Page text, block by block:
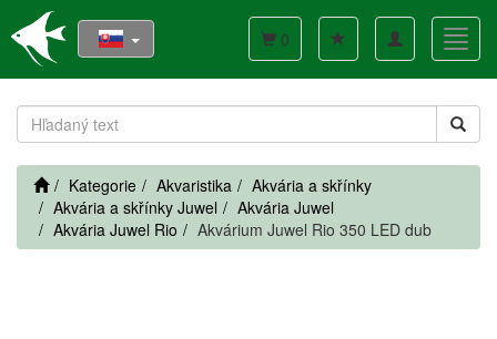
Toggle
navigation
0
Kategorie Akvaristika
Akvária a skřínky
Akvária a skřínky Juwel
Akvária Juwel
Akvária Juwel Rio
Akvárium Juwel Rio 350 LED dub